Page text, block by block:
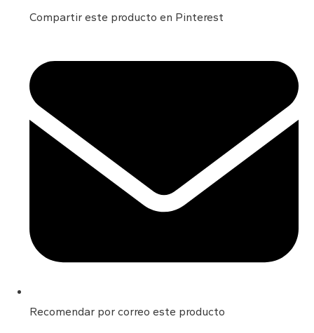
Compartir este producto en Pinterest
a
new
window
Recomendar por correo este producto